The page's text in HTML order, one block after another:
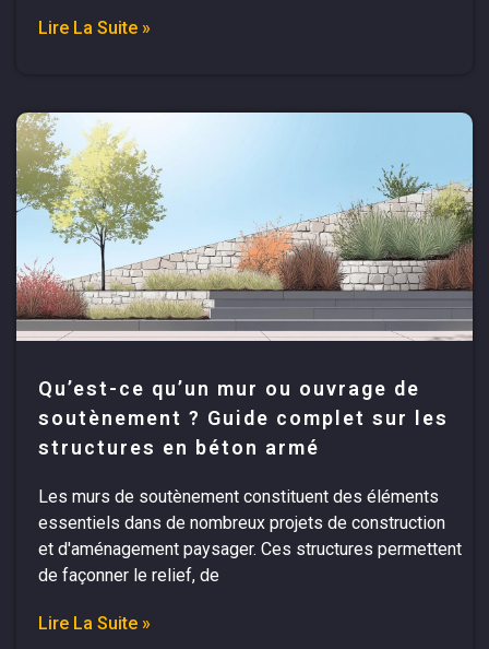
Lire La Suite »
Qu’est-ce qu’un mur ou ouvrage de
soutènement ? Guide complet sur les
structures en béton armé
Les murs de soutènement constituent des éléments
essentiels dans de nombreux projets de construction
et d'aménagement paysager. Ces structures permettent
de façonner le relief, de
Lire La Suite »